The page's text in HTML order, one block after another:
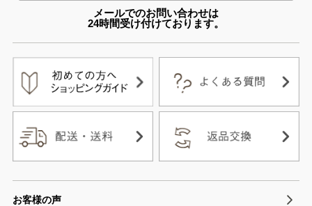
メールでのお問い合わせは
24時間受け付けております。
お客様の声